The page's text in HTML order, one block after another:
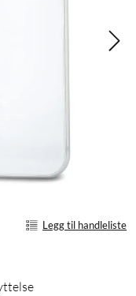
Legg til handleliste